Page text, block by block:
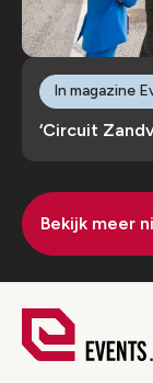
‘Circuit
In magazine
Bekijk meer